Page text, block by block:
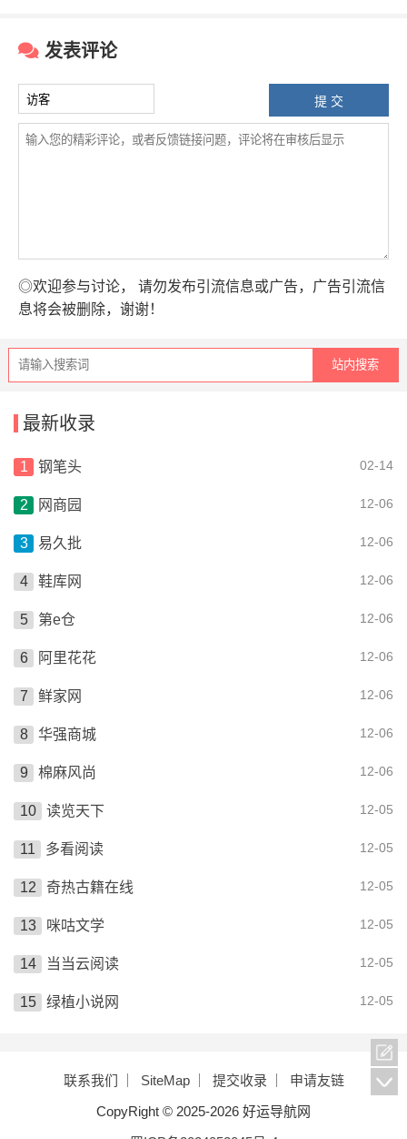
发表评论
◎欢迎参与讨论， 请勿发布引流信息或广告，广告引流信
息将会被删除，谢谢！
最新收录
钢笔头 02-14
网商园 12-06
易久批 12-06
鞋库网 12-06
第e仓 12-06
阿里花花 12-06
鲜家网 12-06
华强商城 12-06
棉麻风尚 12-06
读览天下 12-05
多看阅读 12-05
奇热古籍在线 12-05
咪咕文学 12-05
当当云阅读 12-05
绿植小说网 12-05
联系我们 SiteMap 提交收录
申请友链
CopyRight © 2025-2026 好运导航网